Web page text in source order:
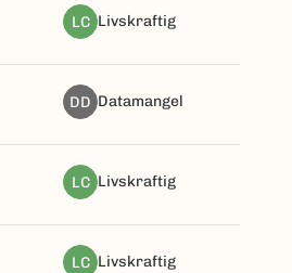
LC livskraftig
DD datamangel
LC livskraftig
LC livskraftig